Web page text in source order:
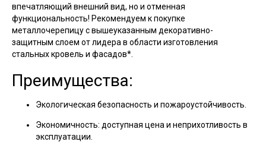
впечатляющий внешний вид, но и отменная
функциональность! Рекомендуем к покупке
металлочерепицу с вышеуказанным декоративно-
защитным слоем от лидера в области изготовления
стальных кровель и фасадов*.
Преимущества:
Экологическая безопасность и пожароустойчивость.
Экономичность: доступная цена и неприхотливость в
эксплуатации.